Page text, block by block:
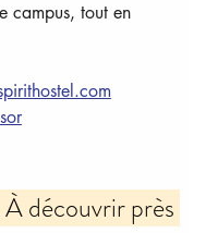
campus, tout en
découvrir près